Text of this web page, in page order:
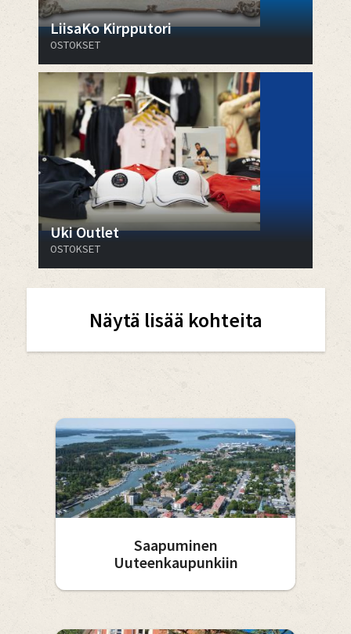
LiisaKo Kirpputori
OSTOKSET
Uki Outlet
OSTOKSET
Näytä lisää kohteita
Saapuminen
Uuteenkaupunkiin